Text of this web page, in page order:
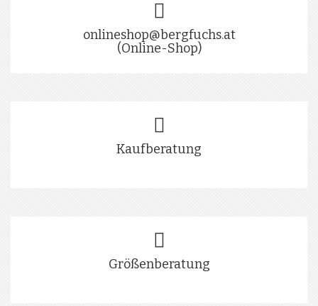
onlineshop@bergfuchs.at
(Online-Shop)
Kaufberatung
Größenberatung